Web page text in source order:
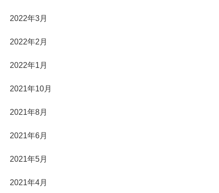
2022年3月
2022年2月
2022年1月
2021年10月
2021年8月
2021年6月
2021年5月
2021年4月